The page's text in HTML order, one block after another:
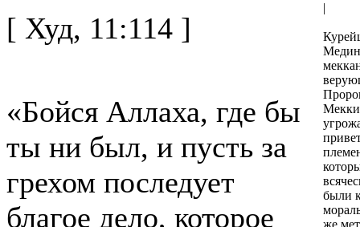
[ Худ, 11:114 ]
«Бойся Аллаха, где бы
ты ни был, и пусть за
грехом последует
благое дело, которое
|
Мекки
были
же